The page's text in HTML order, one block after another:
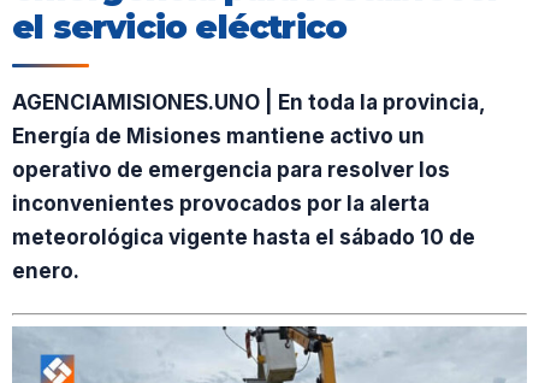
el servicio eléctrico
AGENCIAMISIONES.UNO | En toda la provincia,
Energía de Misiones mantiene activo un
operativo de emergencia para resolver los
inconvenientes provocados por la alerta
meteorológica vigente hasta el sábado 10 de
enero.